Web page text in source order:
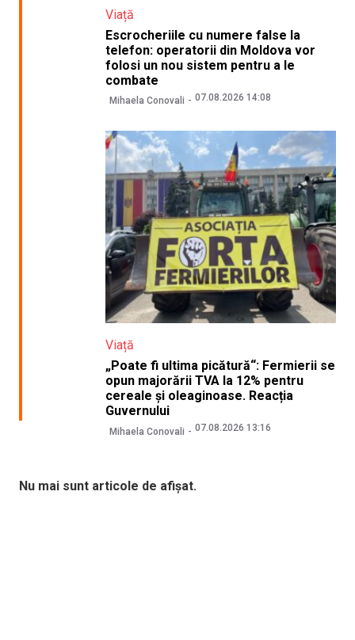
Viață
Escrocheriile cu numere false la
telefon: operatorii din Moldova vor
folosi un nou sistem pentru a le
combate
Mihaela Conovali 07.08.2026 14:08
Viață
„Poate fi ultima picătură“: Fermierii se
opun majorării TVA la 12% pentru
cereale și oleaginoase. Reacția
Guvernului
Mihaela Conovali 07.08.2026 13:16
Nu mai sunt articole de afișat.